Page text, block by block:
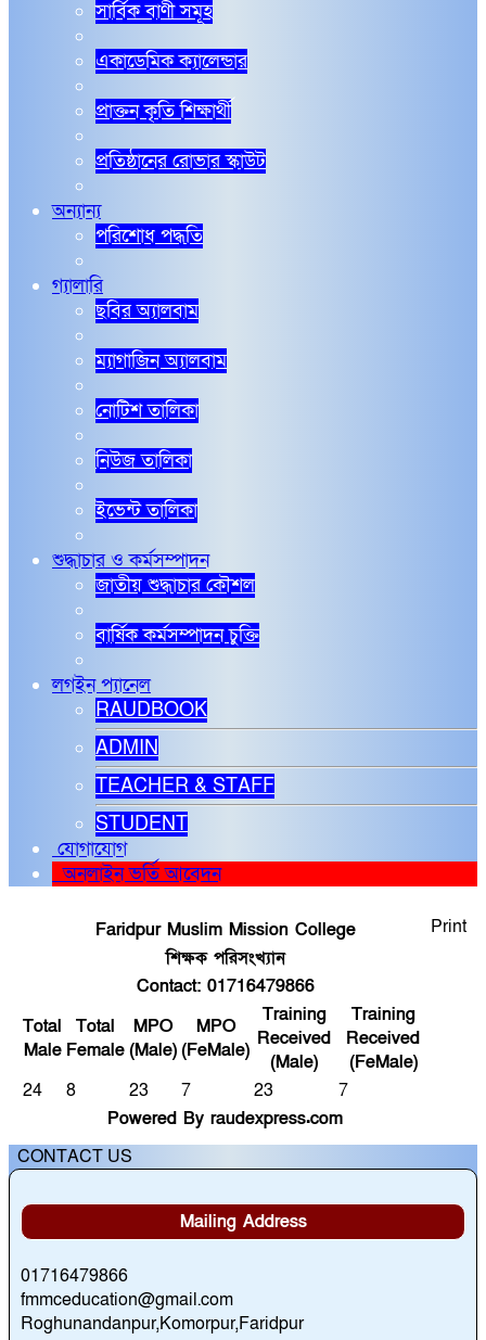
সার্বিক বাণী সমূহ
একাডেমিক ক্যালেন্ডার
প্রাক্তন কৃতি শিক্ষার্থী
প্রতিষ্ঠানের রোভার স্কাউট
অন্যান্য
পরিশোধ পদ্ধতি
গ্যালারি
ছবির অ্যালবাম
ম্যাগাজিন অ্যালবাম
নোটিশ তালিকা
নিউজ তালিকা
ইভেন্ট তালিকা
শুদ্ধাচার ও কর্মসম্পাদন
জাতীয় শুদ্ধাচার কৌশল
বার্ষিক কর্মসম্পাদন চুক্তি
লগইন প্যানেল
RAUDBOOK
ADMIN
TEACHER & STAFF
STUDENT
যোগাযোগ
অনলাইন ভর্তি আবেদন
Print
Faridpur Muslim Mission College
শিক্ষক পরিসংখ্যান
Contact: 01716479866
Total
Male
Total
Female
MPO
(Male)
MPO
(FeMale)
Training
Received
(Male)
Training
Received
(FeMale)
24
8 23 7 23
7
Powered By raudexpress.com
CONTACT US
Mailing Address
01716479866
fmmceducation@gmail.com
Roghunandanpur,Komorpur,Faridpur